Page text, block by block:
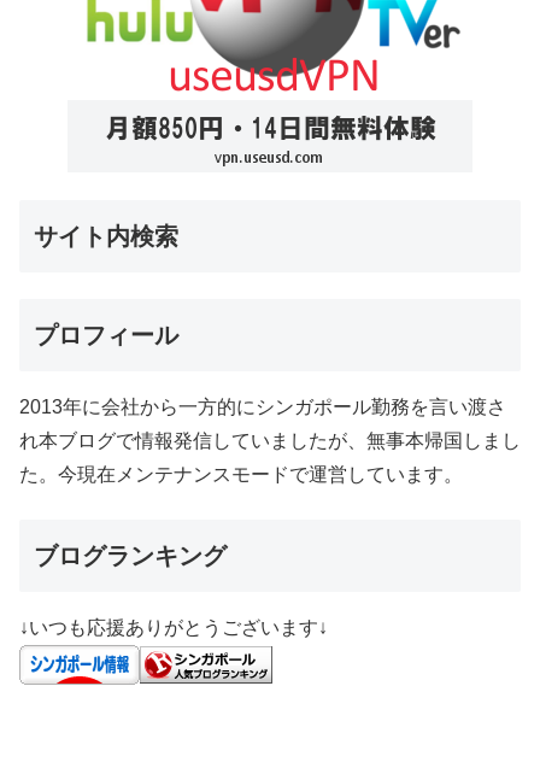
サイト内検索
プロフィール
2013年に会社から一方的にシンガポール勤務を言い渡さ
れ本ブログで情報発信していましたが、無事本帰国しまし
た。今現在メンテナンスモードで運営しています。
ブログランキング
↓いつも応援ありがとうございます↓